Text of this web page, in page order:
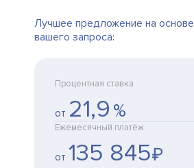
Лучшее предложение на основе
вашего запроса:
Процентная ставка
от 21,9 %
Ежемесячный платёж
от 135 845₽